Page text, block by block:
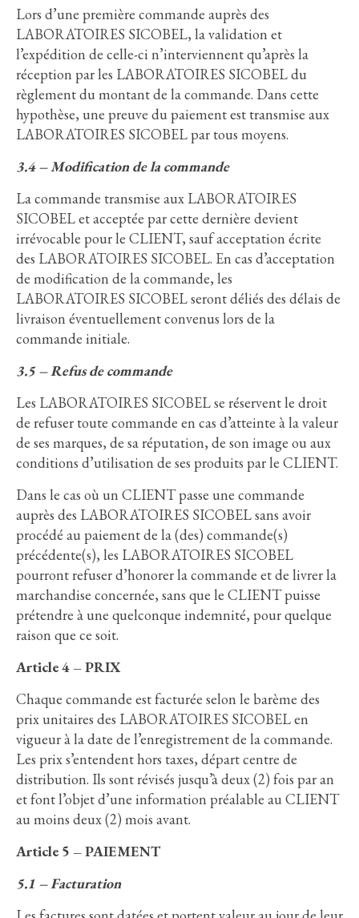
Lors d’une première commande auprès des
LABORATOIRES SICOBEL, la validation et
l’expédition de celle-ci n’interviennent qu’après la
réception par les LABORATOIRES SICOBEL du
règlement du montant de la commande. Dans cette
hypothèse, une preuve du paiement est transmise aux
LABORATOIRES SICOBEL par tous moyens.
3.4 – Modification de la commande
La commande transmise aux LABORATOIRES
SICOBEL et acceptée par cette dernière devient
irrévocable pour le CLIENT, sauf acceptation écrite
des LABORATOIRES SICOBEL. En cas d’acceptation
de modification de la commande, les
LABORATOIRES SICOBEL seront déliés des délais de
livraison éventuellement convenus lors de la
commande initiale.
3.5 – Refus de commande
Les LABORATOIRES SICOBEL se réservent le droit
de refuser toute commande en cas d’atteinte à la valeur
de ses marques, de sa réputation, de son image ou aux
conditions d’utilisation de ses produits par le CLIENT.
Dans le cas où un CLIENT passe une commande
auprès des LABORATOIRES SICOBEL sans avoir
procédé au paiement de la (des) commande(s)
précédente(s), les LABORATOIRES SICOBEL
pourront refuser d’honorer la commande et de livrer la
marchandise concernée, sans que le CLIENT puisse
prétendre à une quelconque indemnité, pour quelque
raison que ce soit.
Article 4 – PRIX
Chaque commande est facturée selon le barème des
prix unitaires des LABORATOIRES SICOBEL en
vigueur à la date de l’enregistrement de la commande.
Les prix s’entendent hors taxes, départ centre de
distribution. Ils sont révisés jusqu’à deux (2) fois par an
et font l’objet d’une information préalable au CLIENT
au moins deux (2) mois avant.
Article 5 – PAIEMENT
5.1 – Facturation